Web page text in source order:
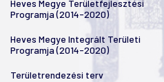
Heves Megye Területfejlesztési
Programja (2014-2020)
Heves Megye Integrált Területi
Programja (2014-2020)
Területrendezési terv